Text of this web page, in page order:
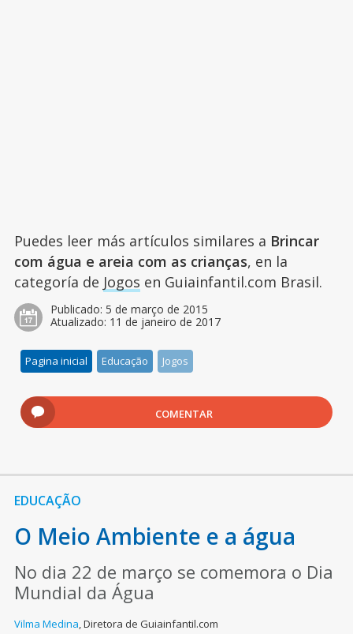
Puedes leer más artículos similares a Brincar
com água e areia com as crianças, en la
categoría de Jogos en Guiainfantil.com Brasil.
Publicado: 5 de março de 2015
Atualizado: 11 de janeiro de 2017
Pagina inicial Educação Jogos
COMENTAR
EDUCAÇÃO
O Meio Ambiente e a água
No dia 22 de março se comemora o Dia
Mundial da Água
Vilma Medina,Diretora de Guiainfantil.com